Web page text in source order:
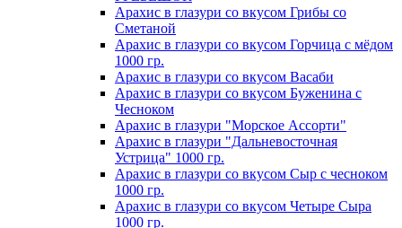
Арахис в глазури со вкусом Грибы со
Сметаной
Арахис в глазури со вкусом Горчица с мёдом
1000 гр.
Арахис в глазури со вкусом Васаби
Арахис в глазури со вкусом Буженина с
Чесноком
Арахис в глазури "Морское Ассорти"
Арахис в глазури "Дальневосточная
Устрица" 1000 гр.
Арахис в глазури со вкусом Сыр с чесноком
1000 гр.
Арахис в глазури со вкусом Четыре Сыра
1000 гр.